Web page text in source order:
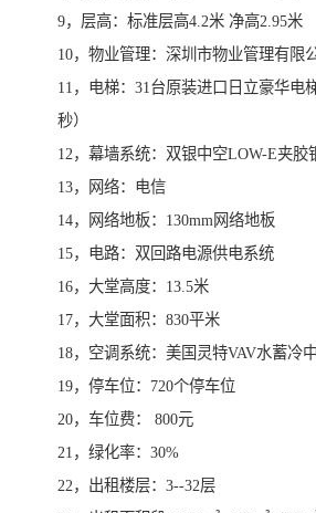
9，层高：标准层高4.2米 净高2.95米
10，物业管理：深圳市物业管理有限
11，电梯：31台原装进口日立豪华电
秒）
12，幕墙系统：双银中空LOW-E夹胶
13，网络：电信
14，网络地板：130mm网络地板
15，电路：双回路电源供电系统
16，大堂高度：13.5米
17，大堂面积：830平米
18，空调系统：美国灵特VAV水蓄冷
19，停车位：720个停车位
20，车位费： 800元
21，绿化率：30%
22，出租楼层：3--32层